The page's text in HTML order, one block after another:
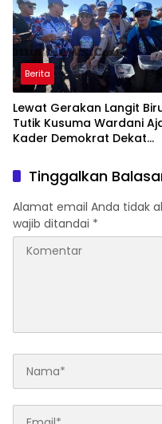
Berita
Lewat Gerakan Langit
Tutik Kusuma Wardani
Kader Demokrat Dekat
Kerja Nyata
Tinggalkan
Alamat email Anda tidak
wajib ditandai *